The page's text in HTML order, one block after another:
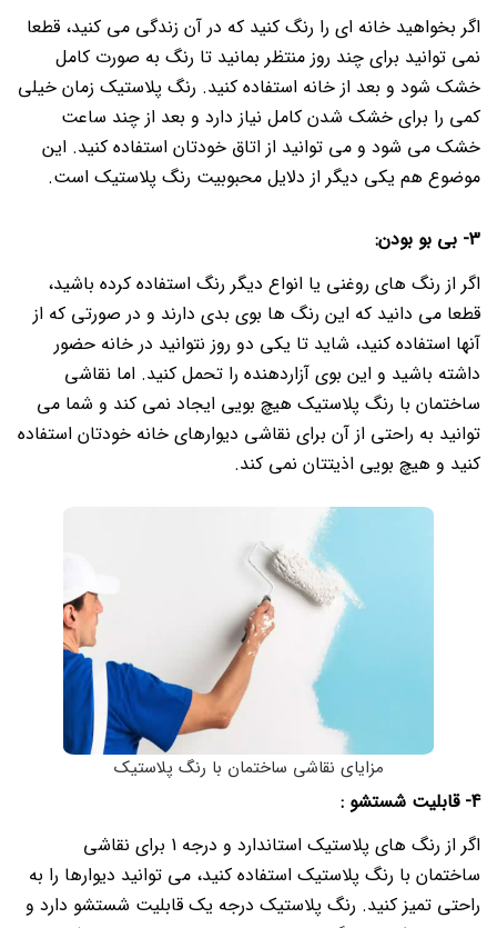
اگر بخواهید خانه ای را رنگ کنید که در آن زندگی می کنید، قطعا
نمی توانید برای چند روز منتظر بمانید تا رنگ به صورت کامل
خشک شود و بعد از خانه استفاده کنید. رنگ پلاستیک زمان خیلی
کمی را برای خشک شدن کامل نیاز دارد و بعد از چند ساعت
خشک می شود و می توانید از اتاق خودتان استفاده کنید. این
موضوع هم یکی دیگر از دلایل محبوبیت رنگ پلاستیک است.
3- بی بو بودن:
اگر از رنگ های روغنی یا انواع دیگر رنگ استفاده کرده باشید،
قطعا می دانید که این رنگ ها بوی بدی دارند و در صورتی که از
آنها استفاده کنید، شاید تا یکی دو روز نتوانید در خانه حضور
داشته باشید و این بوی آزاردهنده را تحمل کنید. اما نقاشی
ساختمان با رنگ پلاستیک هیچ بویی ایجاد نمی کند و شما می
توانید به راحتی از آن برای نقاشی دیوارهای خانه خودتان استفاده
کنید و هیچ بویی اذیتتان نمی کند.
مزایای نقاشی ساختمان با رنگ پلاستیک
4- قابلیت شستشو :
اگر از رنگ های پلاستیک استاندارد و درجه 1 برای نقاشی
ساختمان با رنگ پلاستیک استفاده کنید، می توانید دیوارها را به
راحتی تمیز کنید. رنگ پلاستیک درجه یک قابلیت شستشو دارد و